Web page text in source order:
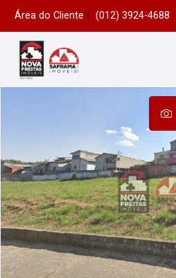
Área do Cliente (012) 3924-4688